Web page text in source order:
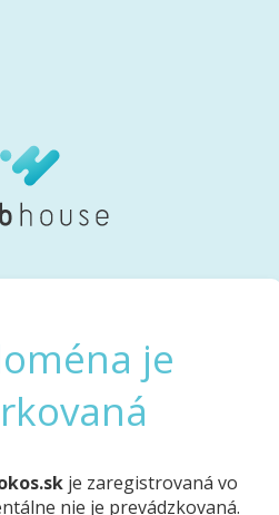
je
je zaregistrovaná vo
nie je prevádzkovaná.